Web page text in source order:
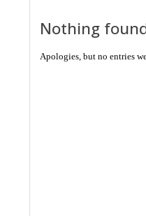
Nothing
Apologies, but no entries